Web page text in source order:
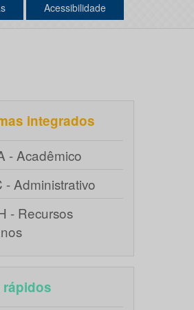
Acessibilidade
integrados
- Acadêmico
- Administrativo
- Recursos